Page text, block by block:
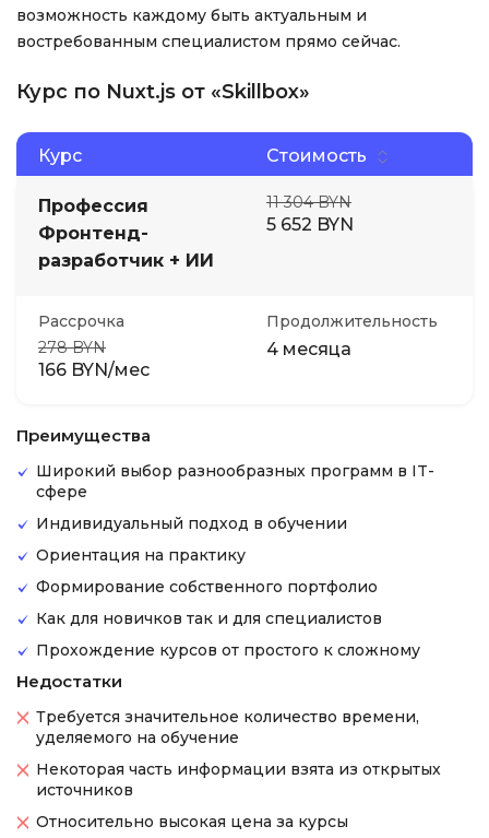
возможность каждому быть актуальным и
востребованным специалистом прямо сейчас.
Курс по Nuxt.js от «Skillbox»
Курс Стоимость
Профессия
Фронтенд-
разработчик + ИИ
11 304 BYN
5 652 BYN
Рассрочка
278 BYN
166 BYN/мес
Продолжительность
4 месяца
Преимущества
Широкий выбор разнообразных программ в IT-
сфере
Индивидуальный подход в обучении
Ориентация на практику
Формирование собственного портфолио
Как для новичков так и для специалистов
Прохождение курсов от простого к сложному
Недостатки
Требуется значительное количество времени,
уделяемого на обучение
Некоторая часть информации взята из открытых
источников
Относительно высокая цена за курсы